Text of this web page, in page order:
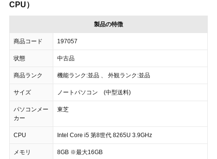
CPU）
製品の特徴
商品コード 197057
状態 中古品
商品ランク 機能ランク:並品 、 外観ランク:並品
サイズ ノートパソコン (中型送料)
パソコンメー
カー
東芝
CPU Intel Core i5 第8世代 8265U 3.9GHz
メモリ 8GB ※最大16GB